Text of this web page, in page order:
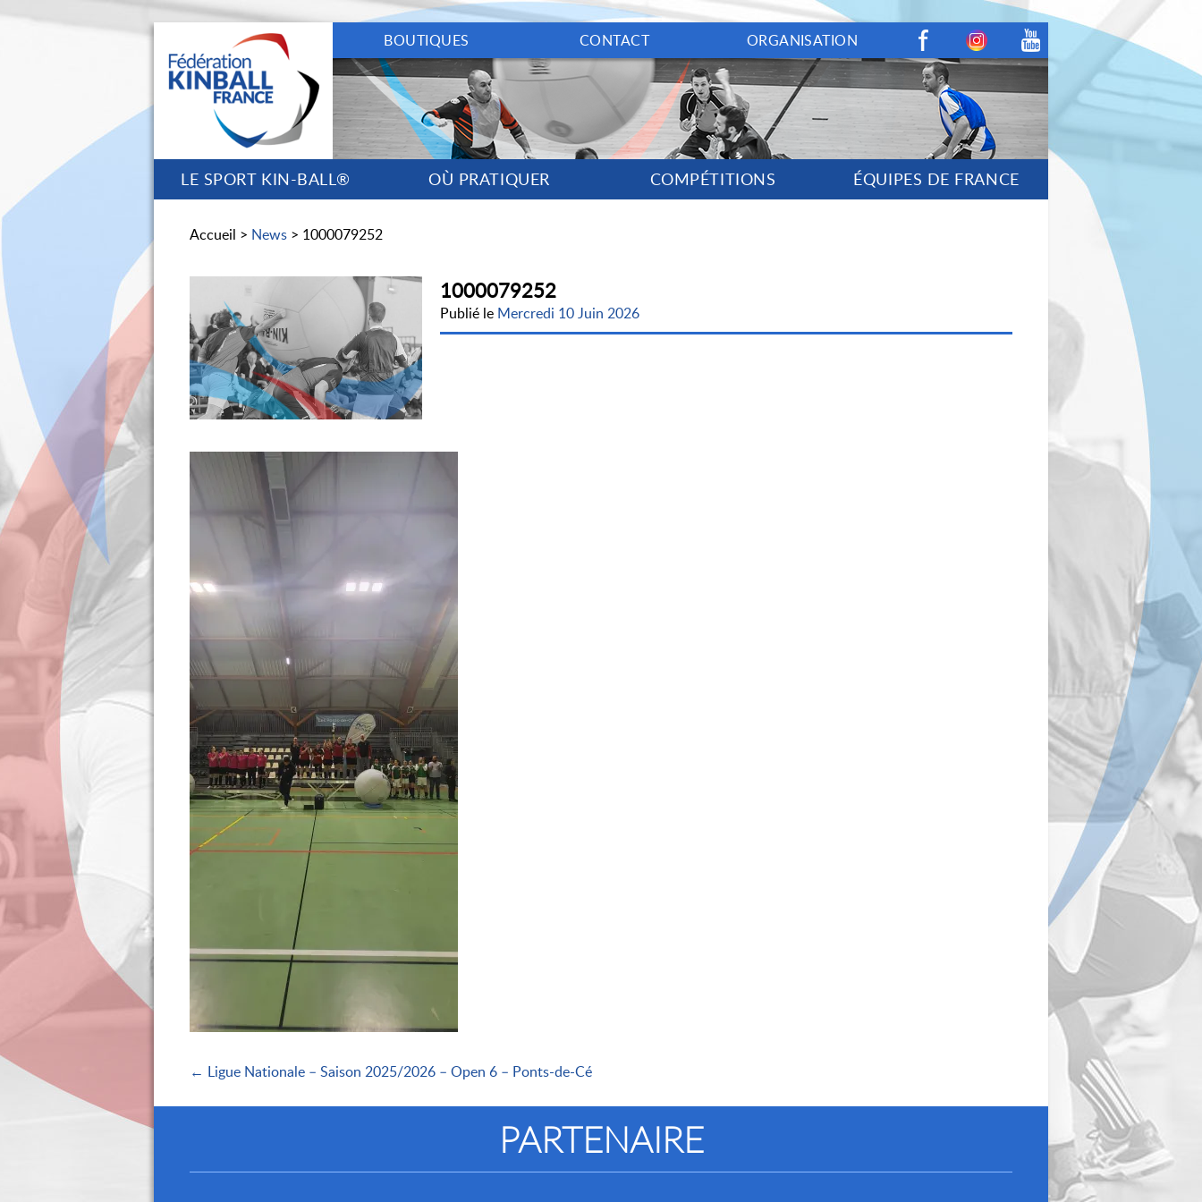
BOUTIQUES CONTACT ORGANISATION
LE SPORT KIN-BALL® OÙ PRATIQUER COMPÉTITIONS ÉQUIPES DE FRANCE
FacebookInstagramYoutube
Accueil > News > 1000079252
1000079252
Publié le Mercredi 10 Juin 2026
← Ligue Nationale – Saison 2025/2026 – Open 6 – Ponts-de-Cé
PARTENAIRE